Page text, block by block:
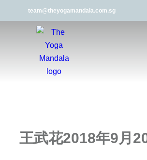
team@theyogamandala.com.sg
王武花2018年9月